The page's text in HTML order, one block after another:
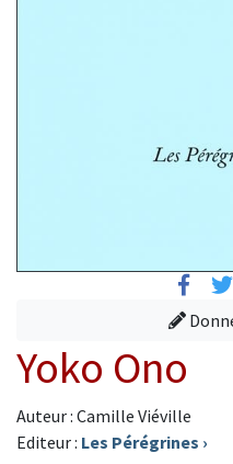
Yoko Ono
Auteur : Camille Viéville
Editeur : Les Pérégrines ›